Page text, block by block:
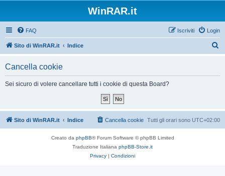
WinRAR.it
FAQ Login
Iscriviti
Sito di WinRAR.it Indice
Cancella cookie
Sei sicuro di volere cancellare tutti i cookie di questa Board?
Sito di WinRAR.it Indice Tutti gli orari sono UTC+02:00
Cancella cookie
Creato da phpBB® Forum Software © phpBB Limited
Traduzione Italiana phpBB-Store.it
Privacy | Condizioni